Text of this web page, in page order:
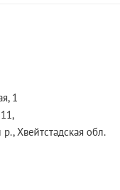
1
р., Хвейтстадская обл.